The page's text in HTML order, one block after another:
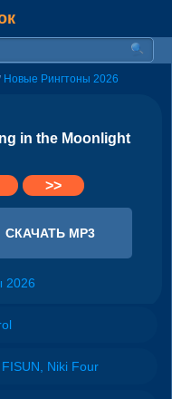
Новые Рингтоны 2026
in the Moonlight
>>
СКАЧАТЬ MP3
2026
Niki Four